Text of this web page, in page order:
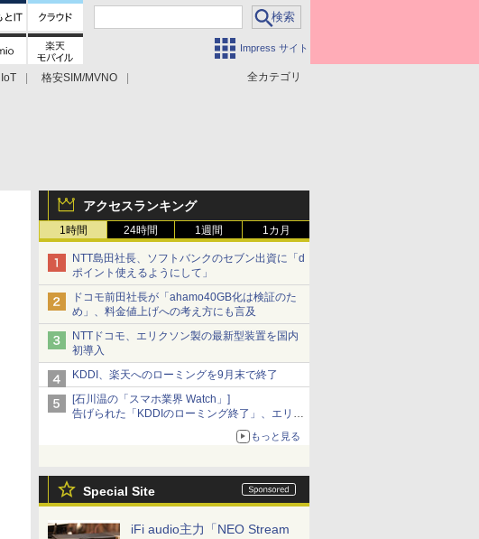
Impress サイト
全カテゴリ
IoT
格安SIM/MVNO
アクセスランキング
1時間 24時間 1週間 1カ月
NTT島田社長、ソフトバンクのセブン出資に「d
ポイント使えるようにして」
ドコモ前田社長が「ahamo40GB化は検証のた
め」、料金値上げへの考え方にも言及
NTTドコモ、エリクソン製の最新型装置を国内
初導入
KDDI、楽天へのローミングを9月末で終了
[石川温の「スマホ業界 Watch」]
告げられた「KDDIのローミング終了」、エリア
マップの落とし穴と楽天モバイルの課題
もっと見る
Special Site
iFi audio主力「NEO Stream